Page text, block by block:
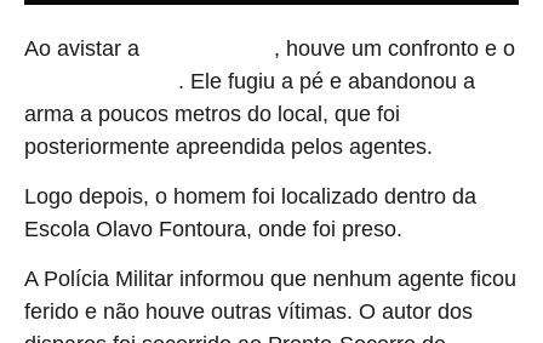
Ao avistar a , houve um confronto e o
. Ele fugiu a pé e abandonou a
arma a poucos metros do local, que foi
posteriormente apreendida pelos agentes.
Logo depois, o homem foi localizado dentro da
Escola Olavo Fontoura, onde foi preso.
A Polícia Militar informou que nenhum agente ficou
ferido e não houve outras vítimas. O autor dos